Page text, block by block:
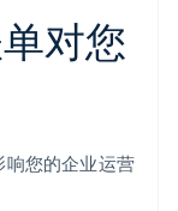
对您
您的企业运营